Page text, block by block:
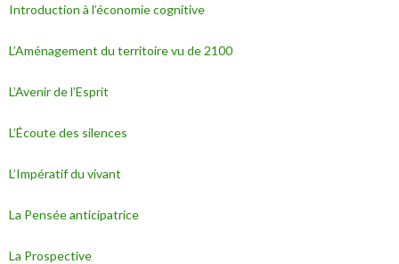
Introduction à l’économie cognitive
L’Aménagement du territoire vu de 2100
L’Avenir de l’Esprit
L’Écoute des silences
L’Impératif du vivant
La Pensée anticipatrice
La Prospective